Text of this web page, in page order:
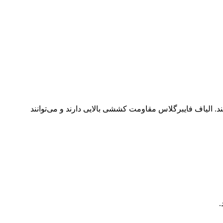
فایبرگلاس مقاومت کششی بالایی دارند و می‌توانند